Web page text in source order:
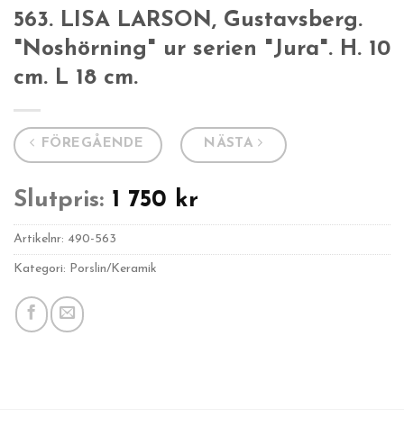
563. LISA LARSON, Gustavsberg.
"Noshörning" ur serien "Jura". H. 10
cm. L 18 cm.
FÖREGÅENDE NÄSTA
Slutpris: 1 750 kr
Artikelnr: 490-563
Kategori: Porslin/Keramik